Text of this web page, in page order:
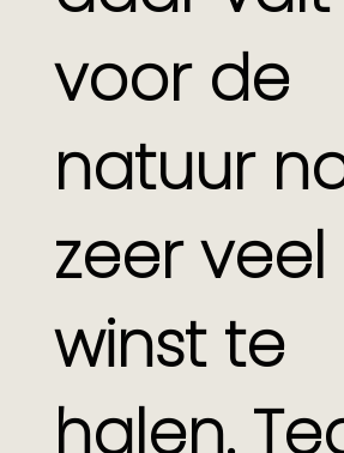
voor de
natuur
zeer veel
winst te
halen.